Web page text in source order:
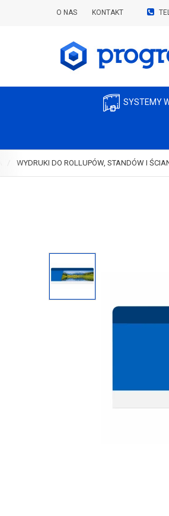
O NAS KONTAKT
SYSTEMY
WYDRUKI DO ROLLUPÓW, STANDÓW I